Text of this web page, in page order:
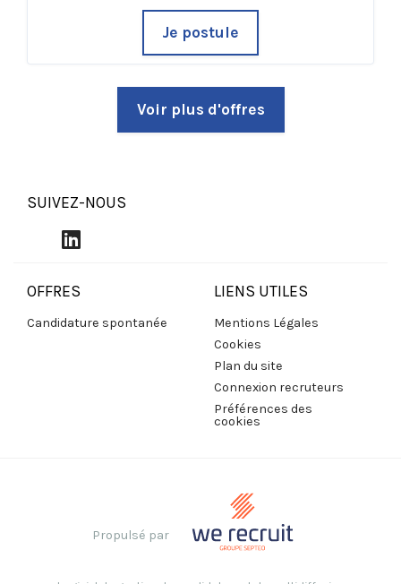
Je postule
Voir plus d'offres
SUIVEZ-NOUS
OFFRES
Candidature spontanée
LIENS UTILES
Mentions Légales
Cookies
Plan du site
Connexion recruteurs
Préférences des
cookies
Propulsé par